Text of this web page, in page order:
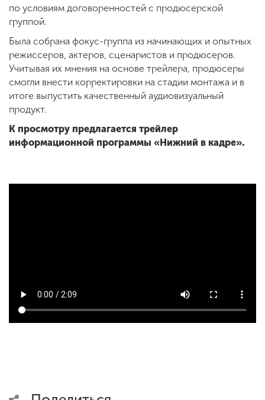
по условиям договоренностей с продюсерской
группой.
Была собрана фокус-группа из начинающих и опытных
режиссеров, актеров, сценаристов и продюсеров.
Учитывая их мнения на основе трейлера, продюсеры
смогли внести корректировки на стадии монтажа и в
итоге выпустить качественный аудиовизуальный
продукт.
К просмотру предлагается трейлер
информационной программы «Нижний в кадре».